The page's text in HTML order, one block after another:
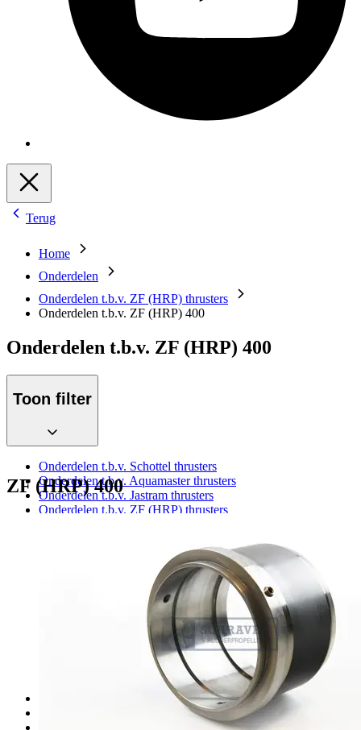
Terug
Home
Onderdelen
Onderdelen t.b.v. ZF (HRP) thrusters
Onderdelen t.b.v. ZF (HRP) 400
Onderdelen t.b.v. ZF (HRP) 400
Toon filter
Onderdelen t.b.v. Schottel thrusters
Onderdelen t.b.v. Aquamaster thrusters
Onderdelen t.b.v. Jastram thrusters
Onderdelen t.b.v. ZF (HRP) thrusters
Onderdelen t.b.v. ZF (HRP) 240
Onderdelen t.b.v. ZF (HRP) 300
Onderdelen t.b.v. ZF (HRP) 310
Onderdelen t.b.v. ZF (HRP) 400
Onderdelen t.b.v. ZF (HRP) 2000
Onderdelen t.b.v. ZF (HRP) 2111
Onderdelen t.b.v. ZF (HRP) 3000
Onderdelen t.b.v. ZF (HRP) 4000
Onderdelen t.b.v. ZF (HRP) 4111
Onderdelen t.b.v. ZF (HRP) 5000
Onderdelen t.b.v. Thrustmaster thrusters
ZF (HRP) 400